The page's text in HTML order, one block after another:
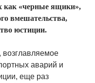
как «черные ящики»,
вмешательства,
юстиции.
возглавляемое
аварий и
еще раз